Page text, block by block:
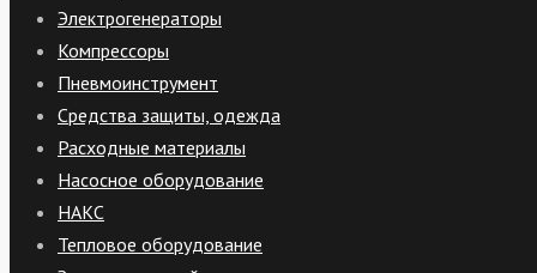
Электрогенераторы
Компрессоры
Пневмоинструмент
Средства защиты, одежда
Расходные материалы
Насосное оборудование
НАКС
Тепловое оборудование